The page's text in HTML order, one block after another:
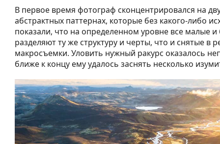
В первое время фотограф сконцентрировался на
абстрактных паттернах, которые без какого-либо
показали, что на определенном уровне все малые
разделяют ту же структуру и черты, что и снятые в
макросъемки. Уловить нужный ракурс оказалось
ближе к концу ему удалось заснять несколько